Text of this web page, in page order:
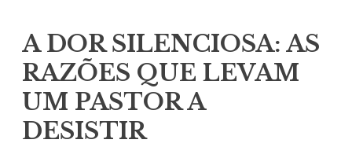
A DOR SILENCIOSA: AS
RAZÕES QUE LEVAM
UM PASTOR A
DESISTIR